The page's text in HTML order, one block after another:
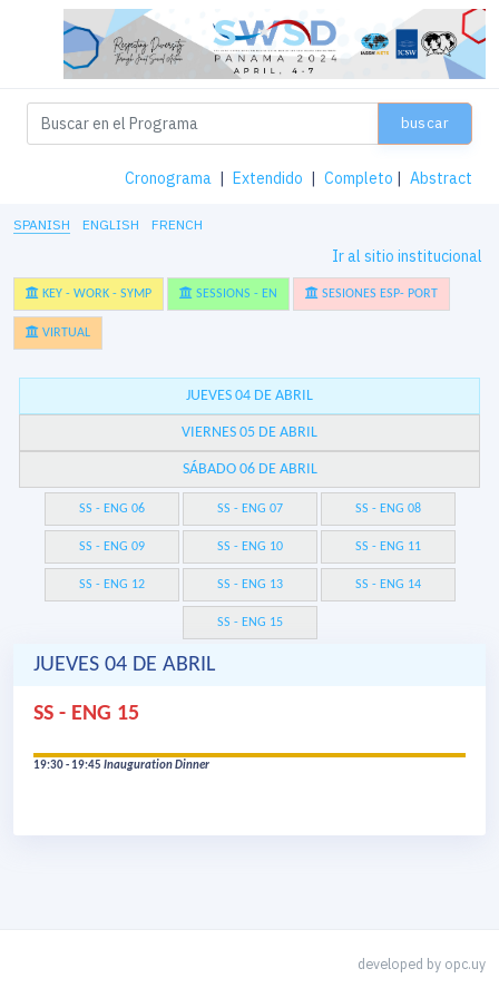
buscar
Cronograma | Extendido | Completo | Abstract
SPANISH ENGLISH FRENCH
Ir al sitio institucional
KEY - WORK - SYMP SESSIONS - EN SESIONES ESP- PORT
VIRTUAL
JUEVES 04 DE ABRIL
VIERNES 05 DE ABRIL
SÁBADO 06 DE ABRIL
SS - ENG 06 SS - ENG 07 SS - ENG 08
SS - ENG 09 SS - ENG 10 SS - ENG 11
SS - ENG 12 SS - ENG 13 SS - ENG 14
SS - ENG 15
JUEVES 04 DE ABRIL
SS - ENG 15
19:30 - 19:45 Inauguration Dinner
developed by opc.uy